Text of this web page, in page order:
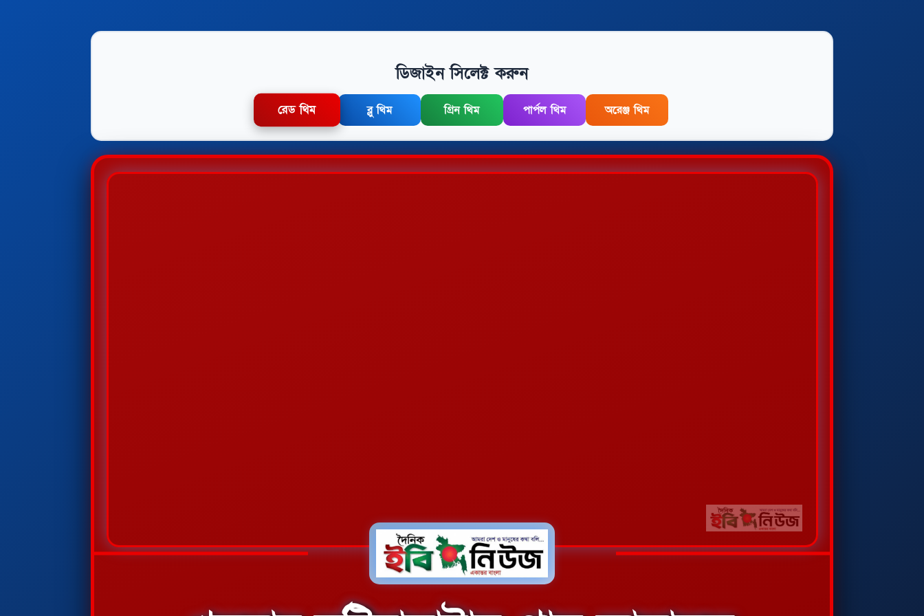
ডিজাইন সিলেক্ট করুন
রেড থিম ব্লু থিম গ্রিন থিম পার্পল থিম অরেঞ্জ থিম